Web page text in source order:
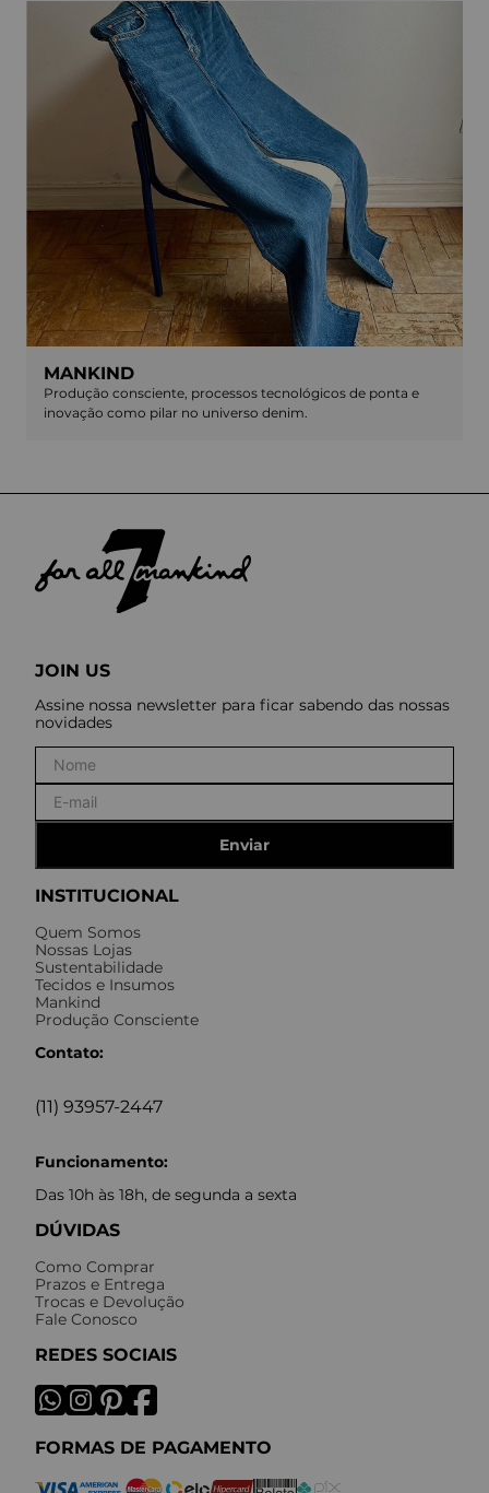
MANKIND
Produção consciente, processos tecnológicos de ponta e
inovação como pilar no universo denim.
INSTITUCIONAL
Quem Somos
Nossas Lojas
Sustentabilidade
Tecidos e Insumos
Mankind
Produção Consciente
Contato:
(11) 93957-2447
Funcionamento:
Das 10h às 18h, de segunda a sexta
DÚVIDAS
Como Comprar
Prazos e Entrega
Trocas e Devolução
Fale Conosco
REDES SOCIAIS
FORMAS DE PAGAMENTO
JOIN US
Assine nossa newsletter para ficar sabendo das nossas
novidades
Enviar